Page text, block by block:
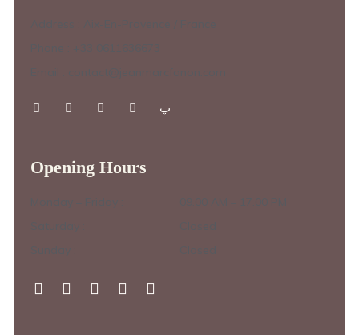
Opening Hours